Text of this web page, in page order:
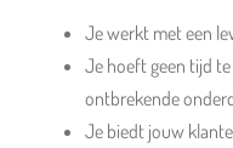
Je werkt met een
Je hoeft geen tijd
ontbrekende
Je biedt jouw